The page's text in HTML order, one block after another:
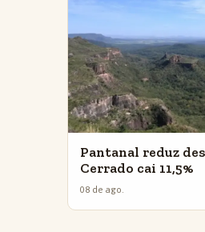
Pantanal reduz
Cerrado cai 11,5%
08 de ago.